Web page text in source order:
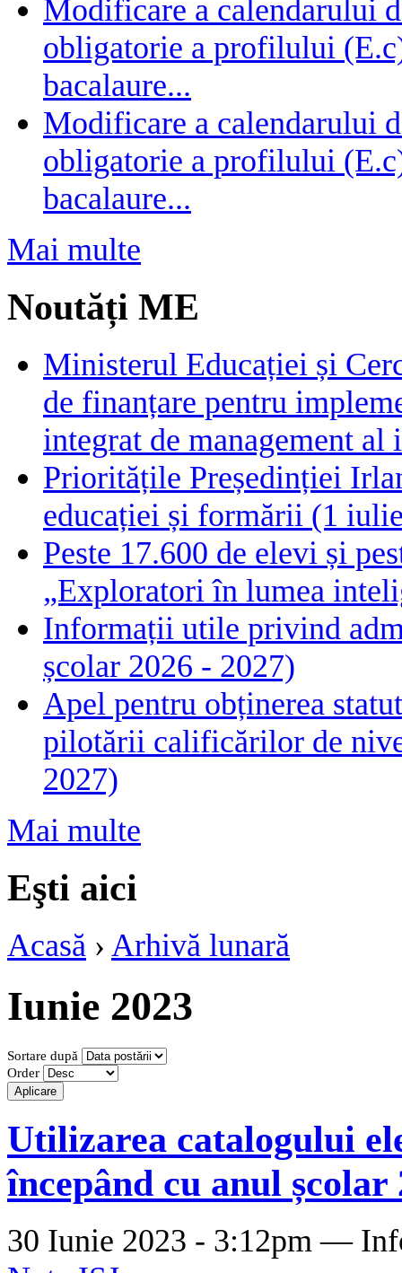
Modificare a calendarului
obligatorie a profilului
bacalaure...
Modificare a calendarului
obligatorie a profilului
bacalaure...
Mai multe
Noutăți ME
Ministerul Educației și
de finanțare pentru
integrat de management
Prioritățile Președinției
educației și formării (1
Peste 17.600 de elevi și
„Exploratori în lumea
Informații utile privind
școlar 2026 - 2027)
Apel pentru obținerea
pilotării calificărilor de
2027)
Mai multe
Eşti aici
Acasă › Arhivă lunară
Iunie 2023
Sortare după
Order
Utilizarea catalogului
începând cu anul școlar
30 Iunie 2023 - 3:12pm —